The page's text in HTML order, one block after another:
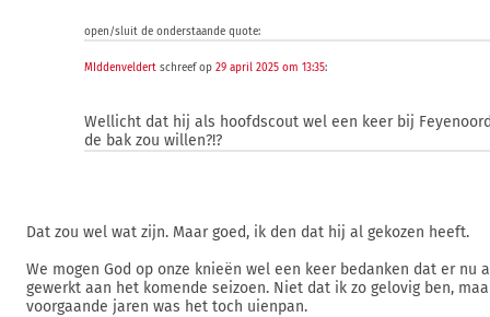
open/sluit de onderstaande quote:
MIddenveldertschreef op 29 april 2025 om 13:35:
Wellicht dat hij als hoofdscout wel een keer bij
de bak zou willen?!?
Dat zou wel wat zijn. Maar goed, ik den dat hij al gekozen heeft.
We mogen God op onze knieën wel een keer bedanken dat er nu
gewerkt aan het komende seizoen. Niet dat ik zo gelovig ben,
voorgaande jaren was het toch uienpan.